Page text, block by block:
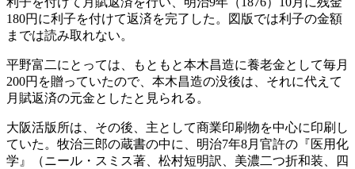
180円に利子を付けて返済を完了した。図版では利子の金額
までは読み取れない。
平野富二にとっては、もともと本木昌造に養老金として毎月
200円を贈っていたので、本木昌造の没後は、それに代えて
月賦返済の元金としたと見られる。
大阪活版所は、その後、主として商業印刷物を中心に印刷し
ていた。牧治三郎の蔵書の中に、明治7年8月官許の『医用化
学』（ニール・スミス著、松村短明訳、美濃二つ折和装、四